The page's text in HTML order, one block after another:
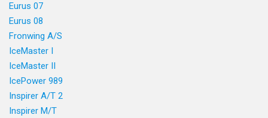
Eurus 07
Eurus 08
Fronwing A/S
IceMaster I
IceMaster II
IcePower 989
Inspirer A/T 2
Inspirer M/T